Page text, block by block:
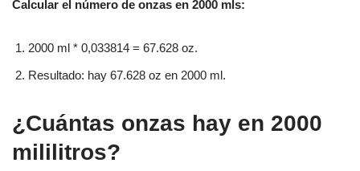
Calcular el número de onzas en 2000 mls:
2000 ml * 0,033814 = 67.628 oz.
Resultado: hay 67.628 oz en 2000 ml.
¿Cuántas onzas hay en 2000
mililitros?